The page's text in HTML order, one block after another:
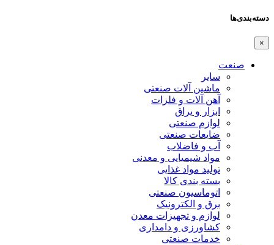
دسته‌بندی‌ها
×
صنعت
سایر
ماشین آلات صنعتی
آهن آلات و فلزات
ابزار و یراق
لوازم صنعتی
ضایعات صنعتی
آب و فاضلاب
مواد شیمیایی و معدنی
تولید مواد غذایی
بسته بندی کالا
اتوماسیون صنعتی
برق و الکترونیک
لوازم و تجهیزات معدن
کشاورزی و دامداری
خدمات صنعتی